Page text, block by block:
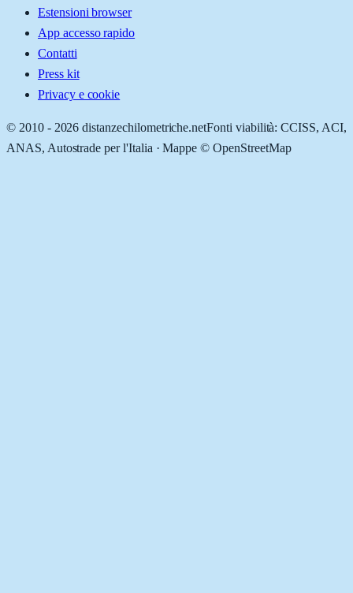
Estensioni browser
App accesso rapido
Contatti
Press kit
Privacy e cookie
© 2010 - 2026 distanzechilometriche.netFonti viabilità: CCISS, ACI,
ANAS, Autostrade per l'Italia · Mappe © OpenStreetMap